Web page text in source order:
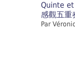
Quinte
感觀五重
Par